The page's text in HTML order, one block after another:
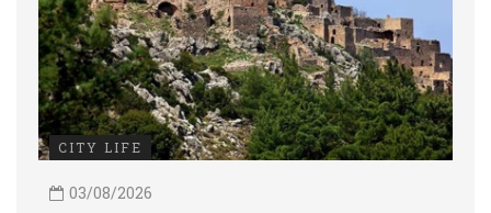
CITY LIFE
03/08/2026